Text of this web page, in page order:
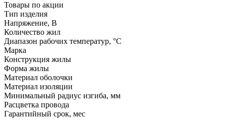
Товары по акции
Тип изделия
Напряжение, В
Количество жил
Диапазон рабочих температур, °C
Марка
Конструкция жилы
Форма жилы
Материал оболочки
Материал изоляции
Минимальный радиус изгиба, мм
Расцветка провода
Гарантийный срок, мес